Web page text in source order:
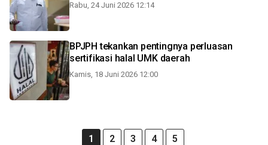
Rabu, 24 Juni 2026 12:14
BPJPH tekankan pentingnya perluasan
sertifikasi halal UMK daerah
Kamis, 18 Juni 2026 12:00
1 2 3 4 5